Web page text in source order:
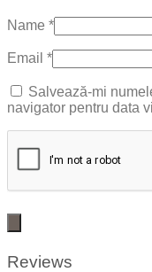
Name *
Email *
Salvează-mi
navigator pentru data
Reviews